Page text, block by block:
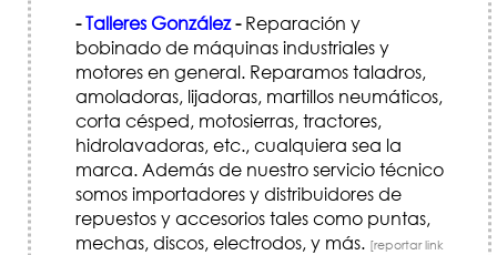
-Talleres González-Reparación y
bobinado de máquinas industriales y
motores en general. Reparamos taladros,
amoladoras, lijadoras, martillos neumáticos,
corta césped, motosierras, tractores,
hidrolavadoras, etc., cualquiera sea la
marca. Además de nuestro servicio técnico
somos importadores y distribuidores de
repuestos y accesorios tales como puntas,
mechas, discos, electrodos, y más. [reportar link